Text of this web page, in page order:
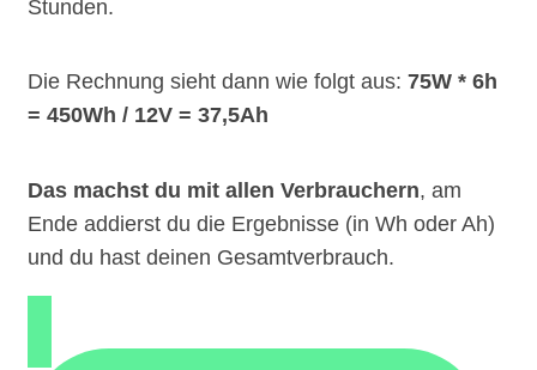
Stunden.
Die Rechnung sieht dann wie folgt aus: 75W * 6h
= 450Wh / 12V = 37,5Ah
Das machst du mit allen Verbrauchern, am
Ende addierst du die Ergebnisse (in Wh oder Ah)
und du hast deinen Gesamtverbrauch.